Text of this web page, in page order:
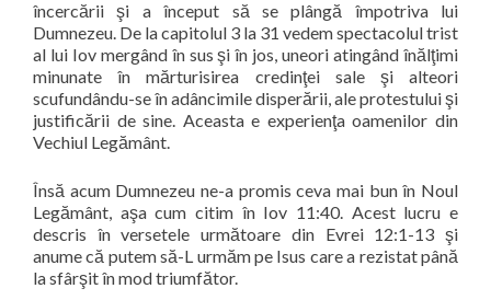
încercării şi a început să se plângă împotriva lui
Dumnezeu. De la capitolul 3 la 31 vedem spectacolul trist
al lui Iov mergând în sus şi în jos, uneori atingând înălţimi
minunate în mărturisirea credinţei sale şi alteori
scufundându-se în adâncimile disperării, ale protestului şi
justificării de sine. Aceasta e experienţa oamenilor din
Vechiul Legământ.
Însă acum Dumnezeu ne-a promis ceva mai bun în Noul
Legământ, aşa cum citim în Iov 11:40. Acest lucru e
descris în versetele următoare din Evrei 12:1-13 şi
anume că putem să-L urmăm pe Isus care a rezistat până
la sfârşit în mod triumfător.